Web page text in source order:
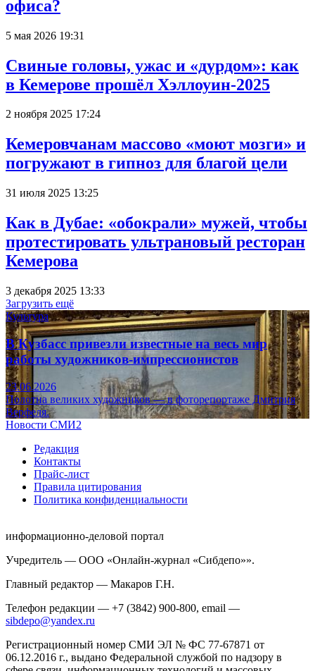
офиса?
5 мая 2026 19:31
Свиные головы, ужас и «дурдом»: как
в Кемерове прошёл Хэллоуин-2025
2 ноября 2025 17:24
Кемеровчанам массово «моют мозги» и
погружают в гипноз для благой цели
31 июля 2025 13:25
Как в Дубае: «обокрали» мужей, чтобы
протестировать ультрановый ресторан
Кемерова
3 декабря 2025 13:33
Загрузить ещё
Культура
В Кузбасс привезли известные на весь мир
работы художников-импрессионистов
23.06.2026
Полотна великих художников — в фоторепортаже Дмитрия
Верфеля.
Новости СМИ2
Редакция
Контакты
Прайс-лист
Правила цитирования
Политика конфиденциальности
информационно-деловой портал
Учредитель — ООО «Онлайн-журнал «Сибдепо»».
Главный редактор — Макаров Г.Н.
Телефон редакции — +7 (3842) 900-800, email —
sibdepo@yandex.ru
Регистрационный номер СМИ ЭЛ № ФС 77-67871 от
06.12.2016 г., выдано Федеральной службой по надзору в